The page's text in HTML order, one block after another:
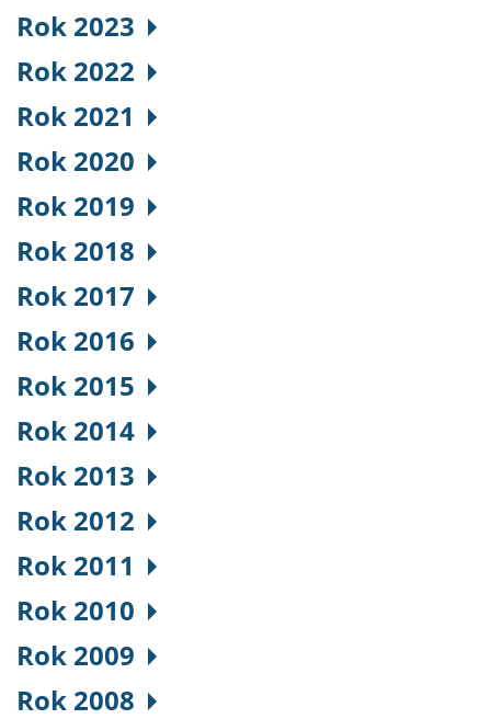
Rok 2023
Rok 2022
Rok 2021
Rok 2020
Rok 2019
Rok 2018
Rok 2017
Rok 2016
Rok 2015
Rok 2014
Rok 2013
Rok 2012
Rok 2011
Rok 2010
Rok 2009
Rok 2008